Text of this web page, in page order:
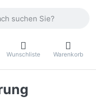
Wunschliste Warenkorb